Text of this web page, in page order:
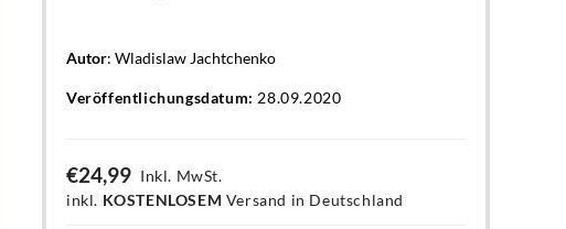
Autor: Wladislaw Jachtchenko
Veröffentlichungsdatum: 28.09.2020
€24,99 Inkl. MwSt.
inkl. KOSTENLOSEM Versand in Deutschland